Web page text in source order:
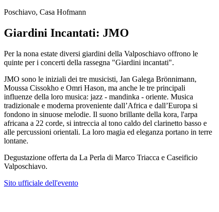
Poschiavo, Casa Hofmann
Giardini Incantati: JMO
Per la nona estate diversi giardini della Valposchiavo offrono le
quinte per i concerti della rassegna "Giardini incantati".
JMO sono le iniziali dei tre musicisti, Jan Galega Brönnimann,
Moussa Cissokho e Omri Hason, ma anche le tre principali
influenze della loro musica: jazz - mandinka - oriente. Musica
tradizionale e moderna proveniente dall’Africa e dall’Europa si
fondono in sinuose melodie. Il suono brillante della kora, l'arpa
africana a 22 corde, si intreccia al tono caldo del clarinetto basso e
alle percussioni orientali. La loro magia ed eleganza portano in terre
lontane.
Degustazione offerta da La Perla di Marco Triacca e Caseificio
Valposchiavo.
Sito ufficiale dell'evento